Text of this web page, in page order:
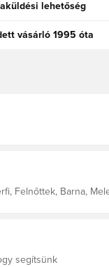
lehetőség
vásárló 1995 óta
Felnőttek, Barna,
segítsünk